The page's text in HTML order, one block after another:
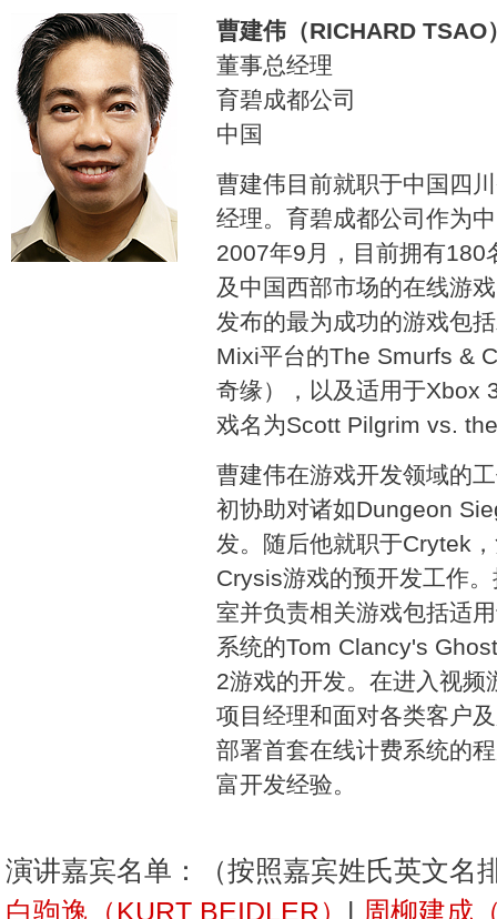
曹建伟（RICHARD TSAO
董事总经理
育碧成都公司
中国
曹建伟目前就职于中国四
经理。育碧成都公司作为
2007年9月，目前拥有180
及中国西部市场的在线游
发布的最为成功的游戏包
Mixi平台的The Smurfs &
奇缘），以及适用于Xbox
戏名为Scott Pilgrim vs.
曹建伟在游戏开发领域的
初协助对诸如Dungeon
发。随后他就职于Crytek
Crysis游戏的预开发工作
室并负责相关游戏包括适
系统的Tom Clancy's
2游戏的开发。在进入视
项目经理和面对各类客户
部署首套在线计费系统的
富开发经验。
演讲嘉宾名单：（按照嘉宾姓氏英文名
白驹逸（KURT BEIDLER） | 周柳建成